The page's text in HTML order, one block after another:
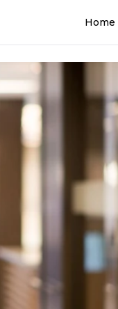
Home